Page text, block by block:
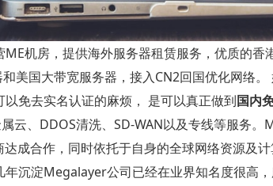
机房，提供海外服务器租赁服务，优质的香
美国大带宽服务器，接入CN2回国优化网络
免去实名认证的麻烦， 是可以真正做到国内
云、DDOS清洗、SD-WAN以及专线等服务
成合作，同时依托于自身的全球网络资源及
沉淀Megalayer公司已经在业界知名度很高